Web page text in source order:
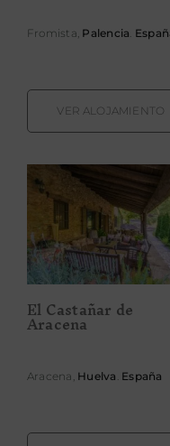
Fromista, Palencia.
VER ALOJAMIENTO
El Castañar de
Aracena
El Castañar de
Aracena
Aracena, Huelva . España